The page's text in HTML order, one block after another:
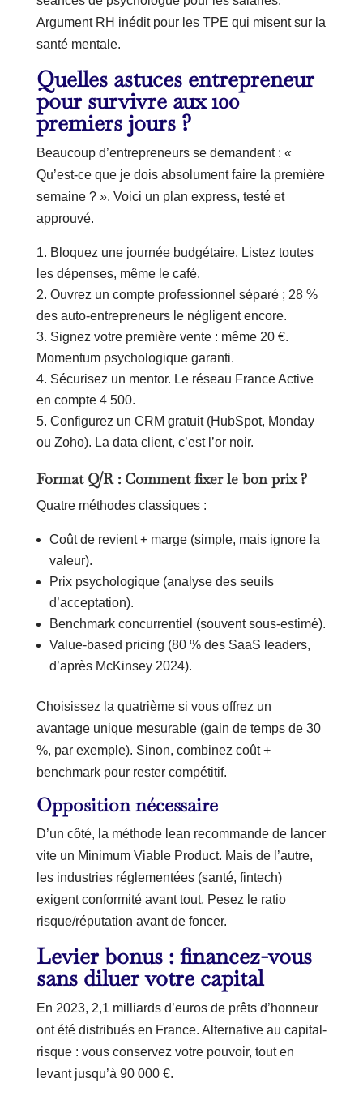
Argument RH inédit pour les TPE qui misent sur la
santé mentale.
Quelles astuces entrepreneur
pour survivre aux 100
premiers jours ?
Beaucoup d’entrepreneurs se demandent : «
Qu’est-ce que je dois absolument faire la première
semaine ? ». Voici un plan express, testé et
approuvé.
Bloquez une journée budgétaire. Listez toutes
les dépenses, même le café.
Ouvrez un compte professionnel séparé ; 28 %
des auto-entrepreneurs le négligent encore.
Signez votre première vente : même 20 €.
Momentum psychologique garanti.
Sécurisez un mentor. Le réseau France Active
en compte 4 500.
Configurez un CRM gratuit (HubSpot, Monday
ou Zoho). La data client, c’est l’or noir.
Format Q/R : Comment fixer le bon prix ?
Quatre méthodes classiques :
Coût de revient + marge (simple, mais ignore la
valeur).
Prix psychologique (analyse des seuils
d’acceptation).
Benchmark concurrentiel (souvent sous-estimé).
Value-based pricing (80 % des SaaS leaders,
d’après McKinsey 2024).
Choisissez la quatrième si vous offrez un
avantage unique mesurable (gain de temps de 30
%, par exemple). Sinon, combinez coût +
benchmark pour rester compétitif.
Opposition nécessaire
D’un côté, la méthode lean recommande de lancer
vite un Minimum Viable Product. Mais de l’autre,
les industries réglementées (santé, fintech)
exigent conformité avant tout. Pesez le ratio
risque/réputation avant de foncer.
Levier bonus : financez-vous
sans diluer votre capital
En 2023, 2,1 milliards d’euros de prêts d’honneur
ont été distribués en France. Alternative au capital-
risque : vous conservez votre pouvoir, tout en
levant jusqu’à 90 000 €.